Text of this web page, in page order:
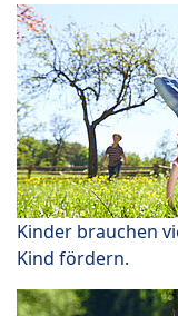
Kinder brauchen
Kind fördern.